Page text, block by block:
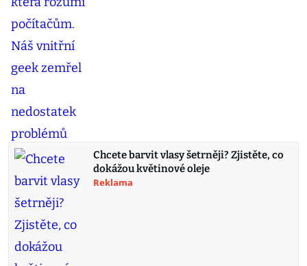
Chcete barvit vlasy šetrněji? Zjistěte, co
dokážou květinové oleje
Reklama